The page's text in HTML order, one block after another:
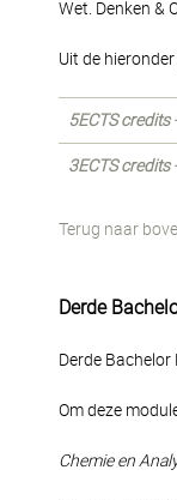
Wet. Denken &
Uit de
5ECTS credits
3ECTS credits
Terug naar
Derde
Derde
Om deze
Chemie en